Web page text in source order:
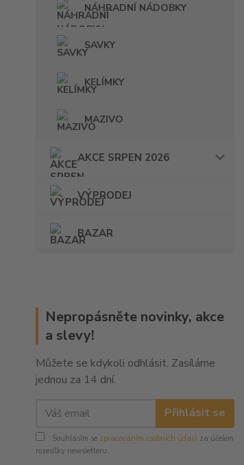
NÁHRADNÍ NÁDOBKY
SAVKY
KELÍMKY
MAZIVO
AKCE SRPEN 2026
VÝPRODEJ
BAZAR
Nepropásněte novinky, akce
a slevy!
Můžete se kdykoli odhlásit. Zasíláme
jednou za 14 dní.
Přihlásit se
Souhlasím se zpracováním osobních údajů za účelem
rozesílky newsletteru.